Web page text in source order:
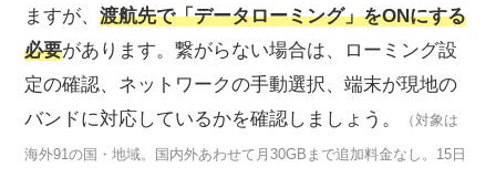
ますが、 渡航先で「データローミング」をONにする
必要があります。繋がらない場合は、ローミング設
定の確認、ネットワークの手動選択、端末が現地の
バンドに対応しているかを確認しましょう。
（対象は
海外91の国・地域。国内外あわせて月30GBまで追加料金なし。15日